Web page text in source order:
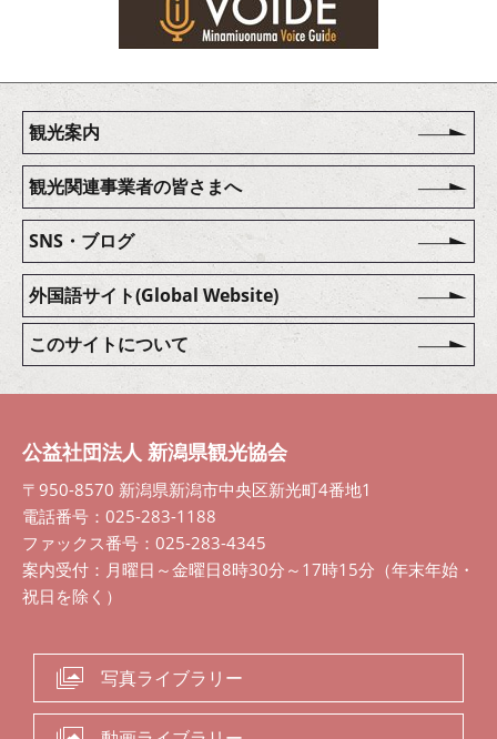
観光案内
観光関連事業者の皆さまへ
SNS・ブログ
外国語サイト(Global Website)
このサイトについて
公益社団法人 新潟県観光協会
〒950-8570 新潟県新潟市中央区新光町4番地1
電話番号：025-283-1188
ファックス番号：025-283-4345
案内受付：月曜日～金曜日8時30分～17時15分（年末年始・
祝日を除く）
写真ライブラリー